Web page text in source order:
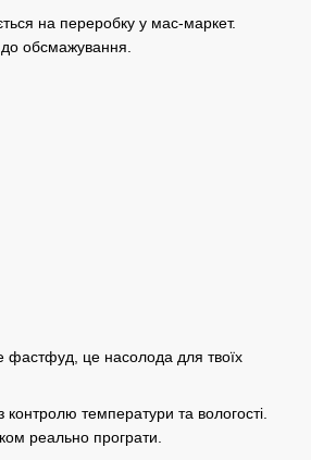
на переробку у мас-маркет.
обсмажування
фастфуд, це насолода для твоїх
температури та вологості.
реально програти.